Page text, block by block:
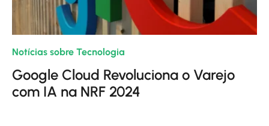
Notícias sobre Tecnologia
Google Cloud Revoluciona o Varejo
com IA na NRF 2024